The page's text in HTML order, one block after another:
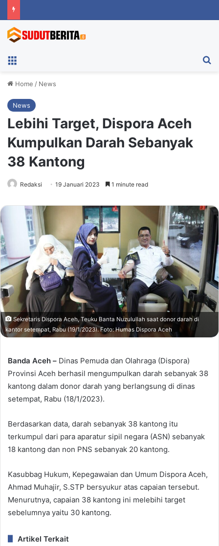
Home / News
News
Lebihi Target, Dispora Aceh
Kumpulkan Darah Sebanyak
38 Kantong
Redaksi 19 Januari 2023 1 minute read
Sekretaris Dispora Aceh, Teuku Banta Nuzulullah saat donor darah di
kantor setempat, Rabu (19/1/2023). Foto: Humas Dispora Aceh
Banda Aceh – Dinas Pemuda dan Olahraga (Dispora)
Provinsi Aceh berhasil mengumpulkan darah sebanyak 38
kantong dalam donor darah yang berlangsung di dinas
setempat, Rabu (18/1/2023).
Berdasarkan data, darah sebanyak 38 kantong itu
terkumpul dari para aparatur sipil negara (ASN) sebanyak
18 kantong dan non PNS sebanyak 20 kantong.
Kasubbag Hukum, Kepegawaian dan Umum Dispora Aceh,
Ahmad Muhajir, S.STP bersyukur atas capaian tersebut.
Menurutnya, capaian 38 kantong ini melebihi target
sebelumnya yaitu 30 kantong.
Artikel Terkait